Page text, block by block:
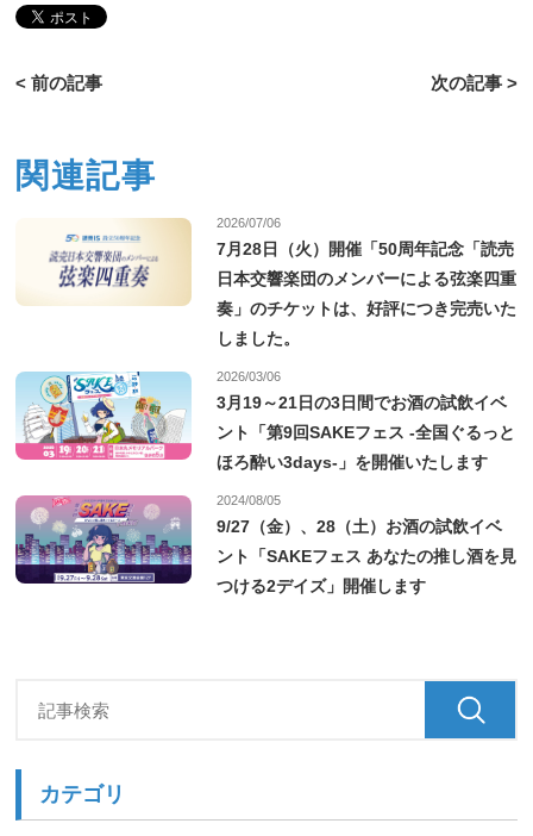
< 前の記事 次の記事 >
関連記事
2026/07/06
7月28日（火）開催「50周年記念「読売
日本交響楽団のメンバーによる弦楽四重
奏」のチケットは、好評につき完売いた
しました。
2026/03/06
3月19～21日の3日間でお酒の試飲イベ
ント「第9回SAKEフェス -全国ぐるっと
ほろ酔い3days-」を開催いたします
2024/08/05
9/27（金）、28（土）お酒の試飲イベ
ント「SAKEフェス あなたの推し酒を見
つける2デイズ」開催します
カテゴリ